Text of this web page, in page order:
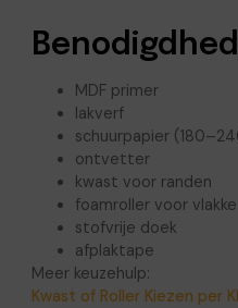
MDF primer
lakverf
schuurpapier
ontvetter
kwast voor randen
foamroller voor
stofvrije doek
afplaktape
Meer keuzehulp:
Kwast of Roller Kiezen per